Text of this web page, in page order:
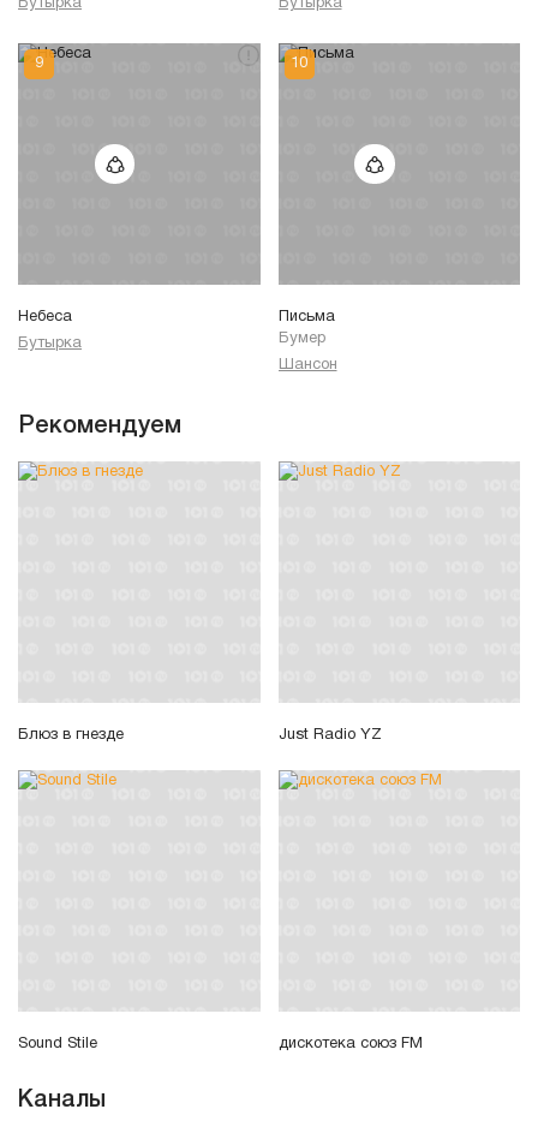
Бутырка Бутырка
Небеса
Бутырка
Письма
Бумер
Шансон
Рекомендуем
Блюз в гнезде Just Radio YZ
Sound Stile дискотека союз FM
Каналы